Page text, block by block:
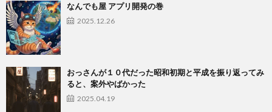
なんでも屋 アプリ開発の巻
2025.12.26
おっさんが１０代だった昭和初期と平成を振り返ってみ
ると、案外やばかった
2025.04.19